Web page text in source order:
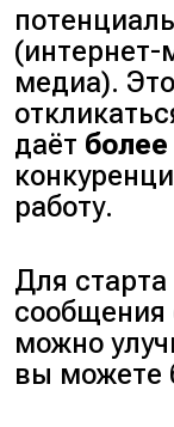
(
медиа).
даёт
работу.
Для старта
сообщения
можно
вы можете